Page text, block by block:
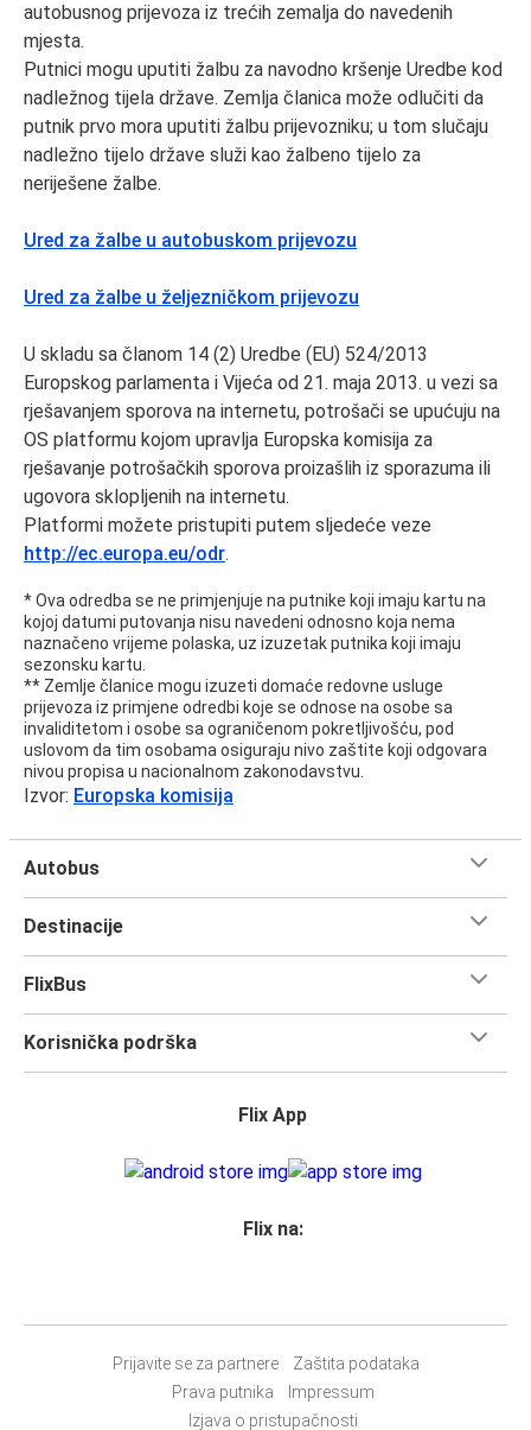
autobusnog prijevoza iz trećih zemalja do navedenih
mjesta.
Putnici mogu uputiti žalbu za navodno kršenje Uredbe kod
nadležnog tijela države. Zemlja članica može odlučiti da
putnik prvo mora uputiti žalbu prijevozniku; u tom slučaju
nadležno tijelo države služi kao žalbeno tijelo za
neriješene žalbe.
Ured za žalbe u autobuskom prijevozu
Ured za žalbe u željezničkom prijevozu
U skladu sa članom 14 (2) Uredbe (EU) 524/2013
Europskog parlamenta i Vijeća od 21. maja 2013. u vezi sa
rješavanjem sporova na internetu, potrošači se upućuju na
OS platformu kojom upravlja Europska komisija za
rješavanje potrošačkih sporova proizašlih iz sporazuma ili
ugovora sklopljenih na internetu.
Platformi možete pristupiti putem sljedeće veze
http://ec.europa.eu/odr.
* Ova odredba se ne primjenjuje na putnike koji imaju kartu na
kojoj datumi putovanja nisu navedeni odnosno koja nema
naznačeno vrijeme polaska, uz izuzetak putnika koji imaju
sezonsku kartu.
** Zemlje članice mogu izuzeti domaće redovne usluge
prijevoza iz primjene odredbi koje se odnose na osobe sa
invaliditetom i osobe sa ograničenom pokretljivošću, pod
uslovom da tim osobama osiguraju nivo zaštite koji odgovara
nivou propisa u nacionalnom zakonodavstvu.
Izvor: Europska komisija
Autobus
Destinacije
FlixBus
Korisnička podrška
Flix App
Flix na:
Prijavite se za partnere
Zaštita podataka
Prava putnika
Impressum
Izjava o pristupačnosti